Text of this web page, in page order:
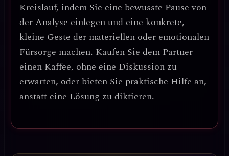
Kreislauf, indem Sie eine bewusste Pause von
der Analyse einlegen und eine konkrete,
kleine Geste der materiellen oder emotionalen
Fürsorge machen. Kaufen Sie dem Partner
einen Kaffee, ohne eine Diskussion zu
erwarten, oder bieten Sie praktische Hilfe an,
anstatt eine Lösung zu diktieren.